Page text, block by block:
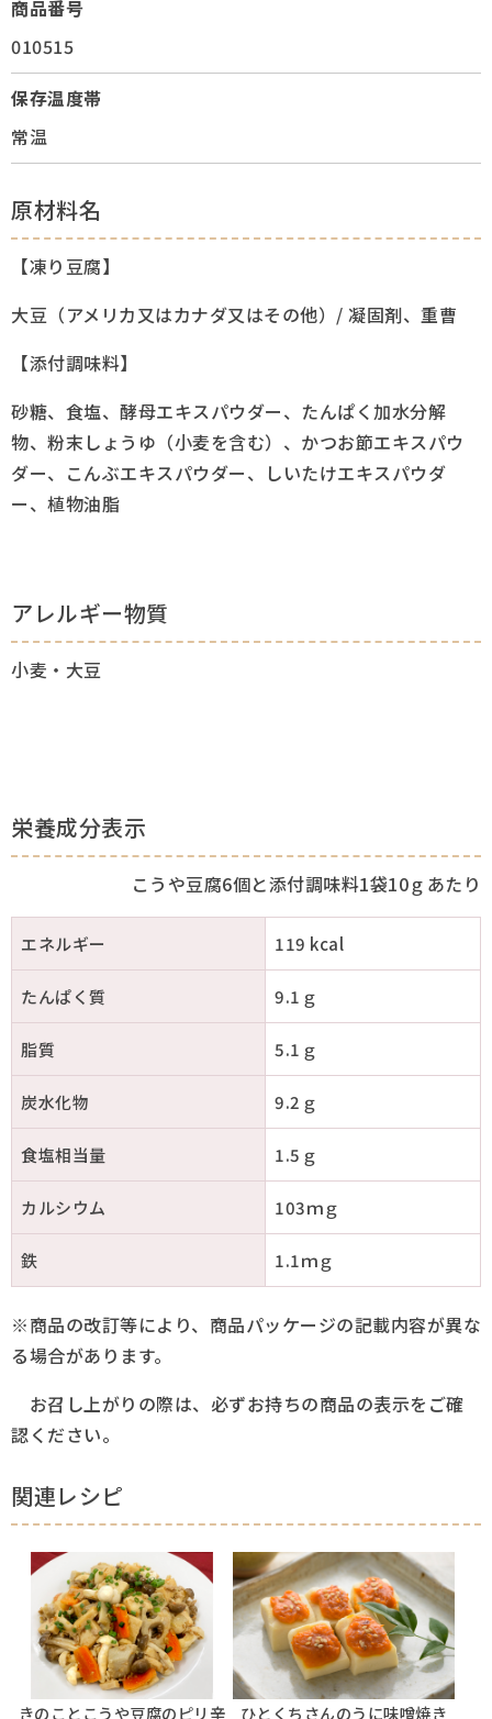
商品番号
010515
保存温度帯
常温
原材料名
【凍り豆腐】
大豆（アメリカ又はカナダ又はその他）/ 凝固剤、重曹
【添付調味料】
砂糖、食塩、酵母エキスパウダー、たんぱく加水分解
物、粉末しょうゆ（小麦を含む）、かつお節エキスパウ
ダー、こんぶエキスパウダー、しいたけエキスパウダ
ー、植物油脂
アレルギー物質
小麦・大豆
栄養成分表示
こうや豆腐6個と添付調味料1袋10ｇあたり
エネルギー 119 kcal
たんぱく質 9.1ｇ
脂質 5.1ｇ
炭水化物 9.2ｇ
食塩相当量 1.5ｇ
カルシウム 103ｍｇ
鉄 1.1ｍｇ
※商品の改訂等により、商品パッケージの記載内容が異な
る場合があります。
お召し上がりの際は、必ずお持ちの商品の表示をご確
認ください。
関連レシピ
きのことこうや豆腐のピリ辛
ひとくちさんのうに味噌焼き